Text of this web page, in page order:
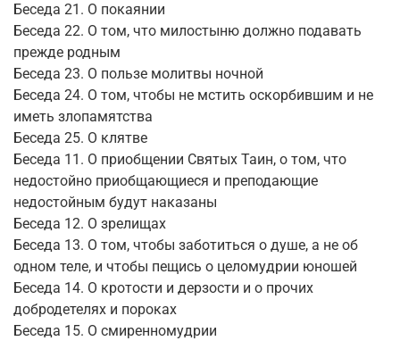
Беседа 21. О покаянии
Беседа 22. О том, что милостыню должно подавать
прежде родным
Беседа 23. О пользе молитвы ночной
Беседа 24. О том, чтобы не мстить оскорбившим и не
иметь злопамятства
Беседа 25. О клятве
Беседа 11. О приобщении Святых Таин, о том, что
недостойно приобщающиеся и преподающие
недостойным будут наказаны
Беседа 12. О зрелищах
Беседа 13. О том, чтобы заботиться о душе, а не об
одном теле, и чтобы пещись о целомудрии юношей
Беседа 14. О кротости и дерзости и о прочих
добродетелях и пороках
Беседа 15. О смиренномудрии